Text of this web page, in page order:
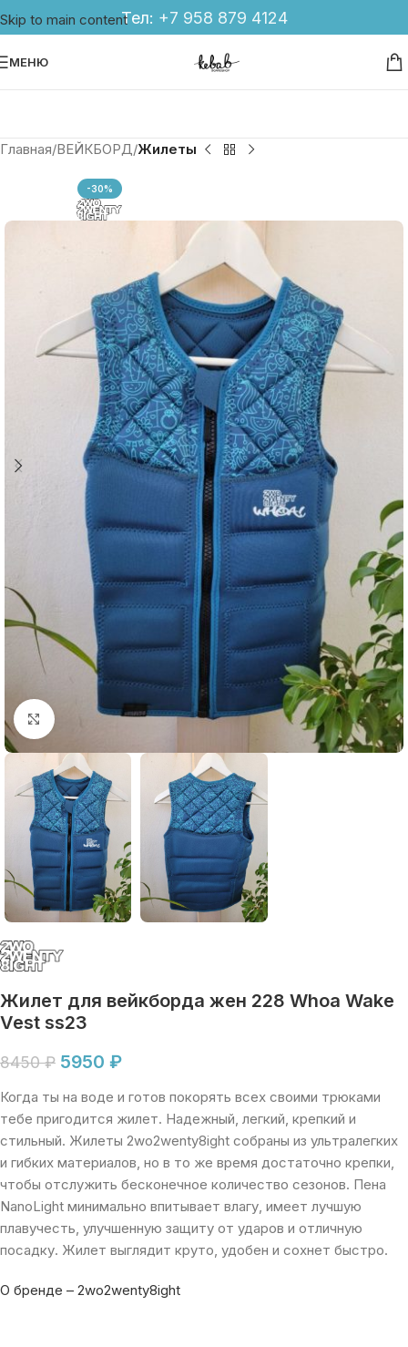
Skip to main contentТел: +7 958 879 4124
МЕНЮ
Главная ВЕЙКБОРД Жилеты
-30%
Увеличить
Жилет для вейкборда жен 228 Whoa Wake
Vest ss23
8450₽ 5950 ₽
Когда ты на воде и готов покорять всех своими трюками
тебе пригодится жилет. Надежный, легкий, крепкий и
стильный. Жилеты 2wo2wenty8ight собраны из ультралегких
и гибких материалов, но в то же время достаточно крепки,
чтобы отслужить бесконечное количество сезонов. Пена
NanoLight минимально впитывает влагу, имеет лучшую
плавучесть, улучшенную защиту от ударов и отличную
посадку. Жилет выглядит круто, удобен и сохнет быстро.
О бренде – 2wo2wenty8ight